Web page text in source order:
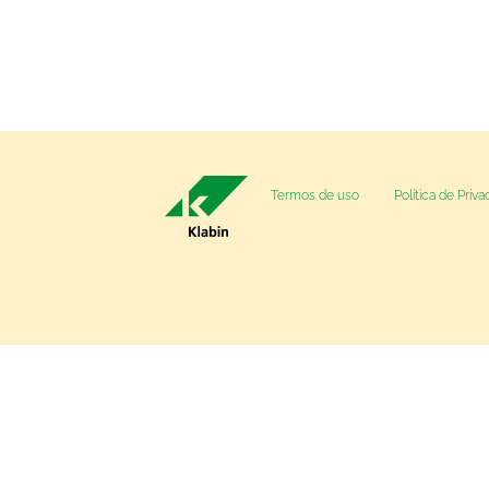
Termos de uso Política de